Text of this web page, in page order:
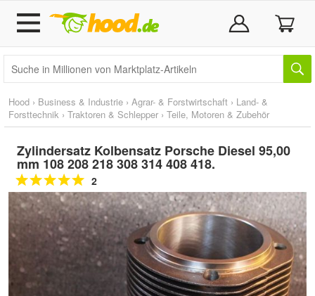
Hood › Business & Industrie › Agrar- & Forstwirtschaft › Land- &
Forsttechnik › Traktoren & Schlepper › Teile, Motoren & Zubehör
Zylindersatz Kolbensatz Porsche Diesel 95,00
mm 108 208 218 308 314 408 418.
2